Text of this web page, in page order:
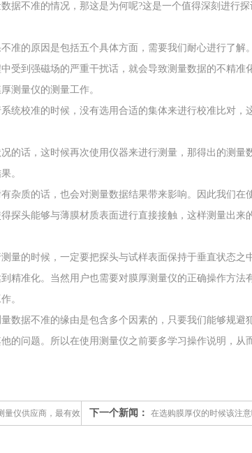
据不准的情况，那这是为何呢?这是一个值得深刻进行
准的原因是包括五个具体方面，需要我们耐心进行了解。
到强磁场的严重干扰话，就会导致测量数据的不精准
测量仪的测量工作。
校准的时候，没有选用合适的集体来进行校准比对，
话，这时候再次使用仪器来进行测量，那得出的测量
。
质的话，也会对测量数据结果带来影响。因此我们在
探头能够与薄膜材质表面进行直接接触，这样测量出来
的时候，一定要把探头与试样表面保持于垂直状态之
精准化。当然用户也需要对膜厚测量仪的正确操作方法
。
据不准的缘由是包含多个因素的，只要我们能够规避
的问题。所以在使用测量仪之前要多学习操作说明，从
量仪供应商，最有效 下一个新闻： 在选购膜厚仪的时候该注